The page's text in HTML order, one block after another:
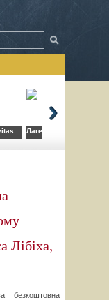
Лагерь компьютерных
Лібіха,
безкоштовна